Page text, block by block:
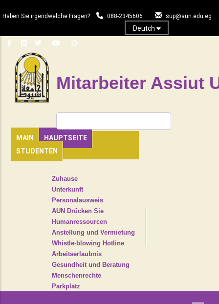
zum
Haben Sie irgendwelche Fragen? 088-2345606 sup@aun.edu.eg
Deutch
Mitarbeiter Assiut
MAIN
HAUPTSEITE
STUDENTEN
HEADER
NAVIGATION
Zuhause
Unterkunft
Personalausweis
AUN Drücken Sie
Humanressourcen
Anstellung und Vermietung
Whistle-blowing Hotline
Arbeitserlaubnis
Gesundheit und Beratung
Menschenrechte
Parkplatz